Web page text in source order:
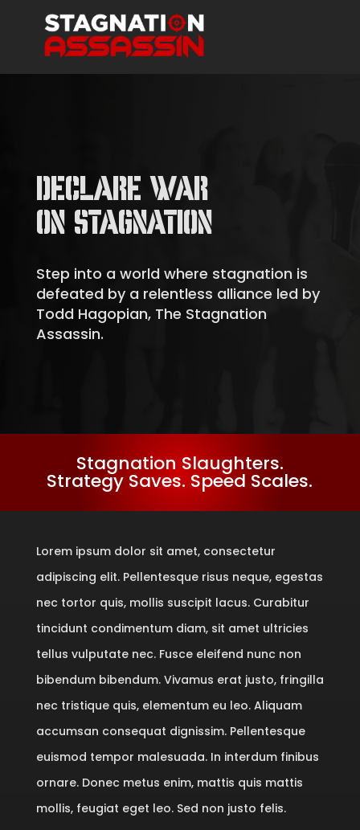
DECLARE WAR
ON STAGNATION
Step into a world where stagnation is
defeated by a relentless alliance led by
Todd Hagopian, The Stagnation
Assassin.
Stagnation Slaughters.
Strategy Saves. Speed Scales.
Lorem ipsum dolor sit amet, consectetur
adipiscing elit. Pellentesque risus neque, egestas
nec tortor quis, mollis suscipit lacus. Curabitur
tincidunt condimentum diam, sit amet ultricies
tellus vulputate nec. Fusce eleifend nunc non
bibendum bibendum. Vivamus erat justo, fringilla
nec tristique quis, elementum eu leo. Aliquam
accumsan consequat dignissim. Pellentesque
euismod tempor malesuada. In interdum finibus
ornare. Donec metus enim, mattis quis mattis
mollis, feugiat eget leo. Sed non justo felis.